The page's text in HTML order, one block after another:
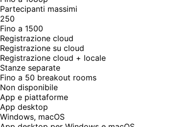
Partecipanti massimi
250
Fino a 1500
Registrazione cloud
Registrazione su cloud
Registrazione cloud + locale
Stanze separate
Fino a 50 breakout rooms
Non disponibile
App e piattaforme
App desktop
Windows, macOS